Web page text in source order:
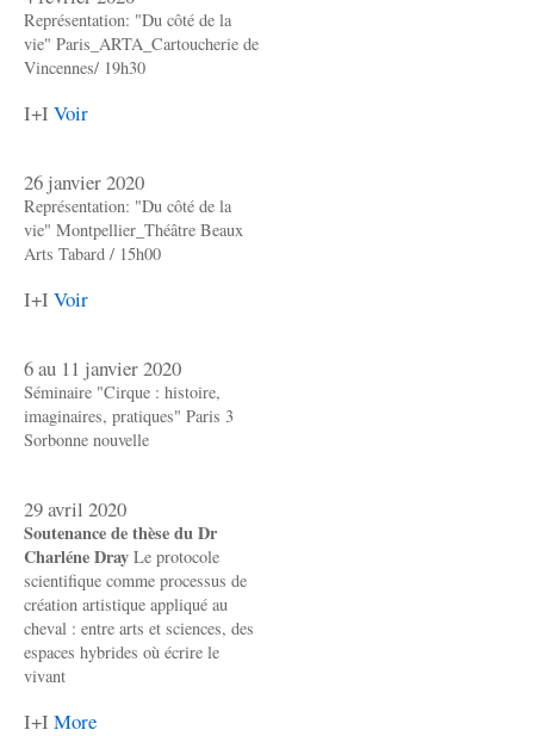
Représentation: "Du côté de la
vie" Paris_ARTA_Cartoucherie de
Vincennes/ 19h30
I+I Voir
26 janvier 2020
Représentation: "Du côté de la
vie" Montpellier_Théâtre Beaux
Arts Tabard / 15h00
I+I Voir
6 au 11 janvier 2020
Séminaire "Cirque : histoire,
imaginaires, pratiques" Paris 3
Sorbonne nouvelle
29 avril 2020
Soutenance de thèse du Dr
Charléne Dray Le protocole
scientifique comme processus de
création artistique appliqué au
cheval : entre arts et sciences, des
espaces hybrides où écrire le
vivant
I+I More